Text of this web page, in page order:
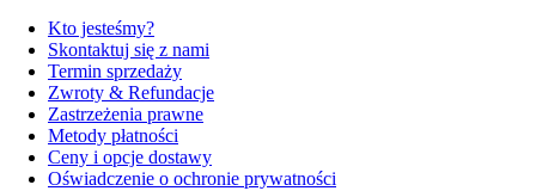
Kto jesteśmy?
Skontaktuj się z nami
Termin sprzedaży
Zwroty & Refundacje
Zastrzeżenia prawne
Metody płatności
Ceny i opcje dostawy
Oświadczenie o ochronie prywatności